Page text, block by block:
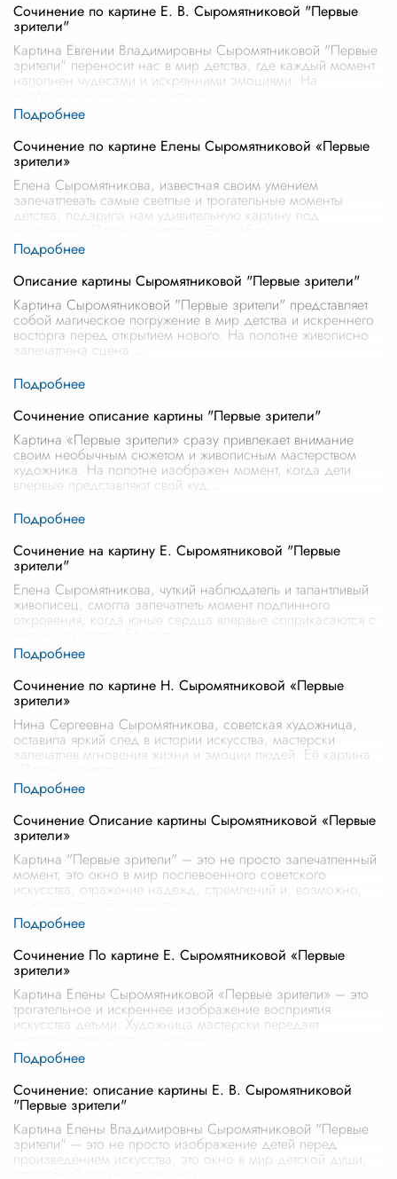
Сочинение по картине Е. В. Сыромятниковой "Первые
зрители"
Картина Евгении Владимировны Сыромятниковой "Первые
зрители" переносит нас в мир детства, где каждый момент
наполнен чудесами и искренними эмоциями. На
Сочинение по картине Елены Сыромятниковой «Первые
зрители»
Елена Сыромятникова, известная своим умением
запечатлевать самые светлые и трогательные моменты
детства, подарила нам удивительную картину под
Описание картины Сыромятниковой "Первые зрители"
Картина Сыромятниковой "Первые зрители" представляет
собой магическое погружение в мир детства и искреннего
восторга перед открытием нового. На полотне живописно
запечатлена сцена
Сочинение описание картины "Первые зрители"
Картина «Первые зрители» сразу привлекает внимание
своим необычным сюжетом и живописным мастерством
художника. На полотне изображен момент, когда дети
впервые представляют свой худ
Сочинение на картину Е. Сыромятниковой "Первые
зрители"
Елена Сыромятникова, чуткий наблюдатель и талантливый
живописец, смогла запечатлеть момент подлинного
откровения, когда юные сердца впервые соприкасаются с
Сочинение по картине Н. Сыромятниковой «Первые
зрители»
Нина Сергеевна Сыромятникова, советская художница,
оставила яркий след в истории искусства, мастерски
запечатлев мгновения жизни и эмоции людей. Её картина
Сочинение Описание картины Сыромятниковой «Первые
зрители»
Картина "Первые зрители" – это не просто запечатленный
момент, это окно в мир послевоенного советского
искусства, отражение надежд, стремлений и, возможно,
Сочинение По картине Е. Сыромятниковой «Первые
зрители»
Картина Елены Сыромятниковой «Первые зрители» – это
трогательное и искреннее изображение восприятия
искусства детьми. Художница мастерски передает
Сочинение: описание картины Е. В. Сыромятниковой
"Первые зрители"
Картина Елены Владимировны Сыромятниковой "Первые
зрители" – это не просто изображение детей перед
произведением искусства, это окно в мир детской души,